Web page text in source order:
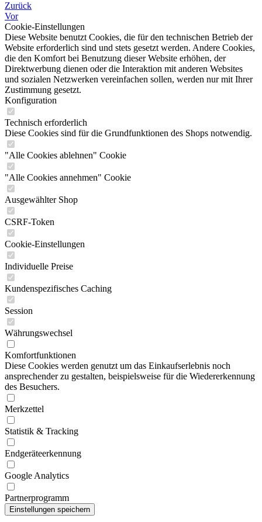
Zurück
Vor
Cookie-Einstellungen
Diese Website benutzt Cookies, die für den technischen Betrieb der
Website erforderlich sind und stets gesetzt werden. Andere Cookies,
die den Komfort bei Benutzung dieser Website erhöhen, der
Direktwerbung dienen oder die Interaktion mit anderen Websites
und sozialen Netzwerken vereinfachen sollen, werden nur mit Ihrer
Zustimmung gesetzt.
Konfiguration
Technisch erforderlich
Diese Cookies sind für die Grundfunktionen des Shops notwendig.
"Alle Cookies ablehnen" Cookie
"Alle Cookies annehmen" Cookie
Ausgewählter Shop
CSRF-Token
Cookie-Einstellungen
Individuelle Preise
Kundenspezifisches Caching
Session
Währungswechsel
Komfortfunktionen
Diese Cookies werden genutzt um das Einkaufserlebnis noch
ansprechender zu gestalten, beispielsweise für die Wiedererkennung
des Besuchers.
Merkzettel
Statistik & Tracking
Endgeräteerkennung
Google Analytics
Partnerprogramm